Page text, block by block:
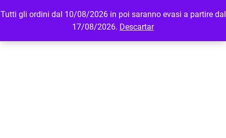
Tutti gli ordini dal 10/08/2026 in poi saranno evasi a partire dal
17/08/2026. Descartar
MENU LOGIN